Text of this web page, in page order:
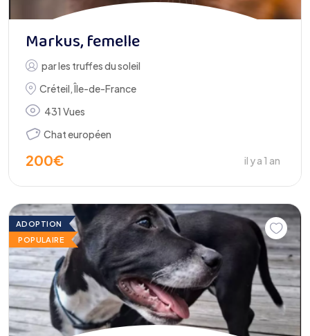
Markus, femelle
parles truffes du soleil
Créteil,Île-de-France
431 Vues
Chat européen
200€ il y a 1 an
ADOPTION
POPULAIRE